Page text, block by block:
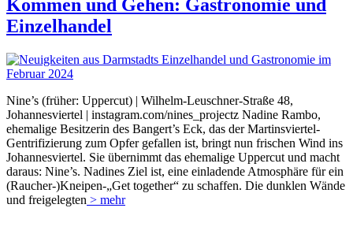
Kommen und Gehen: Gastronomie und
Einzelhandel
Nine’s (früher: Uppercut) | Wilhelm-Leuschner-Straße 48,
Johannesviertel | instagram.com/nines_projectz Nadine Rambo,
ehemalige Besitzerin des Bangert’s Eck, das der Martinsviertel-
Gentrifizierung zum Opfer gefallen ist, bringt nun frischen Wind ins
Johannesviertel. Sie übernimmt das ehemalige Uppercut und macht
daraus: Nine’s. Nadines Ziel ist, eine einladende Atmosphäre für ein
(Raucher-)Kneipen-„Get together“ zu schaffen. Die dunklen Wände
und freigelegten > mehr